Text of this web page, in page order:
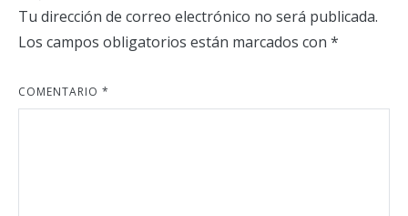
Tu dirección de correo electrónico no será publicada.
Los campos obligatorios están marcados con *
COMENTARIO *